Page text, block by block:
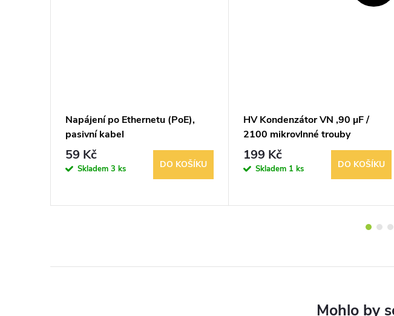
Napájení po Ethernetu (PoE),
pasivní kabel
59 Kč
Skladem 3 ks DO KOŠÍKU
HV Kondenzátor VN ,90 µF /
2100 mikrovlnné trouby
199 Kč
Skladem 1 ks DO KOŠÍKU